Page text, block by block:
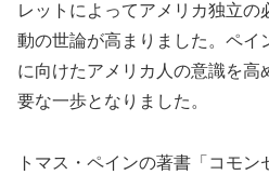
レットによってアメリカ独立の
動の世論が高まりました。ペイ
に向けたアメリカ人の意識を高
要な一歩となりました。
トマス・ペインの著書「コモ